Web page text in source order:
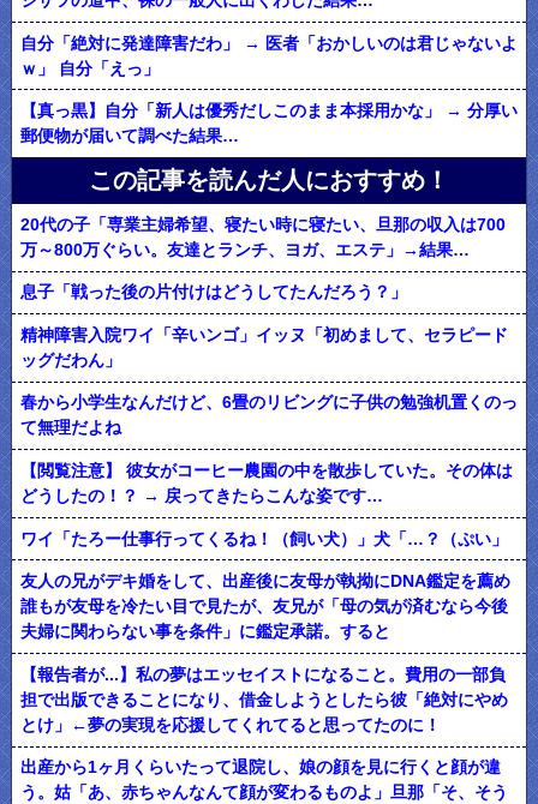
自分「絶対に発達障害だわ」 → 医者「おかしいのは君じゃないよ
ｗ」 自分「えっ」
【真っ黒】自分「新人は優秀だしこのまま本採用かな」 → 分厚い
郵便物が届いて調べた結果…
この記事を読んだ人におすすめ！
20代の子「専業主婦希望、寝たい時に寝たい、旦那の収入は700
万～800万ぐらい。友達とランチ、ヨガ、エステ」→結果…
息子「戦った後の片付けはどうしてたんだろう？」
精神障害入院ワイ「辛いンゴ」イッヌ「初めまして、セラピード
ッグだわん」
春から小学生なんだけど、6畳のリビングに子供の勉強机置くのっ
て無理だよね
【閲覧注意】 彼女がコーヒー農園の中を散歩していた。その体は
どうしたの！？ → 戻ってきたらこんな姿です…
ワイ「たろー仕事行ってくるね！（飼い犬）」犬「…？（ぷい」
友人の兄がデキ婚をして、出産後に友母が執拗にDNA鑑定を薦め
誰もが友母を冷たい目で見たが、友兄が「母の気が済むなら今後
夫婦に関わらない事を条件」に鑑定承諾。すると
【報告者が...】私の夢はエッセイストになること。費用の一部負
担で出版できることになり、借金しようとしたら彼「絶対にやめ
とけ」←夢の実現を応援してくれてると思ってたのに！
出産から1ヶ月くらいたって退院し、娘の顔を見に行くと顔が違
う。姑「あ、赤ちゃんなんて顔が変わるものよ」旦那「そ、そう